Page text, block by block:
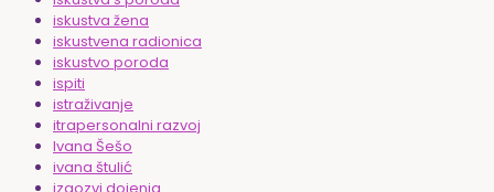
iskustva žena
iskustvena radionica
iskustvo poroda
ispiti
istraživanje
itrapersonalni razvoj
Ivana Šešo
ivana štulić